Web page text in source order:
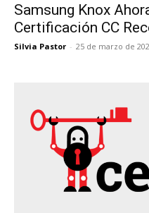
Samsung Knox
Certificación CC
Silvia Pastor - 25 de marzo de